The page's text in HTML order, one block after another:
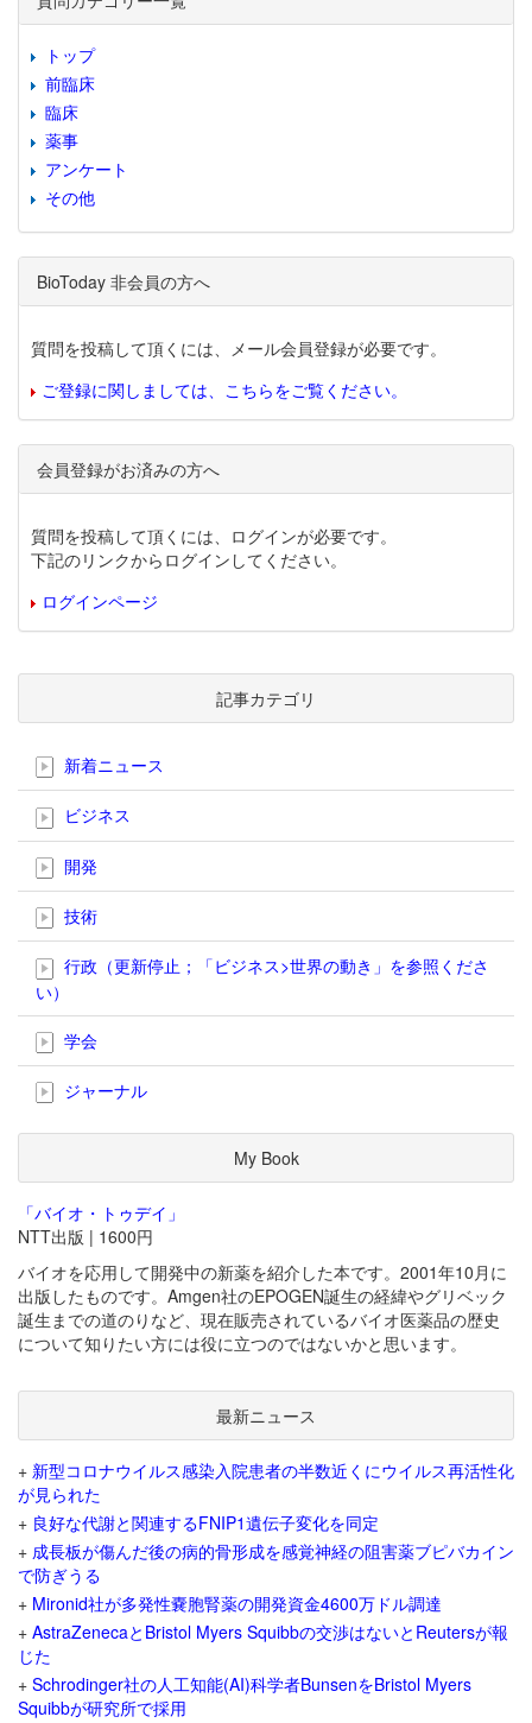
トップ
前臨床
臨床
薬事
アンケート
その他
BioToday 非会員の方へ
質問を投稿して頂くには、メール会員登録が必要です。
ご登録に関しましては、こちらをご覧ください。
会員登録がお済みの方へ
質問を投稿して頂くには、ログインが必要です。
下記のリンクからログインしてください。
ログインページ
記事カテゴリ
新着ニュース
ビジネス
開発
技術
行政（更新停止；「ビジネス>世界の動き」を参照くださ
い）
学会
ジャーナル
My Book
「バイオ・トゥデイ」
NTT出版 | 1600円
バイオを応用して開発中の新薬を紹介した本です。2001年10月に
出版したものです。Amgen社のEPOGEN誕生の経緯やグリベック
誕生までの道のりなど、現在販売されているバイオ医薬品の歴史
について知りたい方には役に立つのではないかと思います。
最新ニュース
+ 新型コロナウイルス感染入院患者の半数近くにウイルス再活性化
が見られた
+ 良好な代謝と関連するFNIP1遺伝子変化を同定
+ 成長板が傷んだ後の病的骨形成を感覚神経の阻害薬ブピバカイン
で防ぎうる
+ Mironid社が多発性嚢胞腎薬の開発資金4600万ドル調達
+ AstraZenecaとBristol Myers Squibbの交渉はないとReutersが報
じた
+ Schrodinger社の人工知能(AI)科学者BunsenをBristol Myers
Squibbが研究所で採用